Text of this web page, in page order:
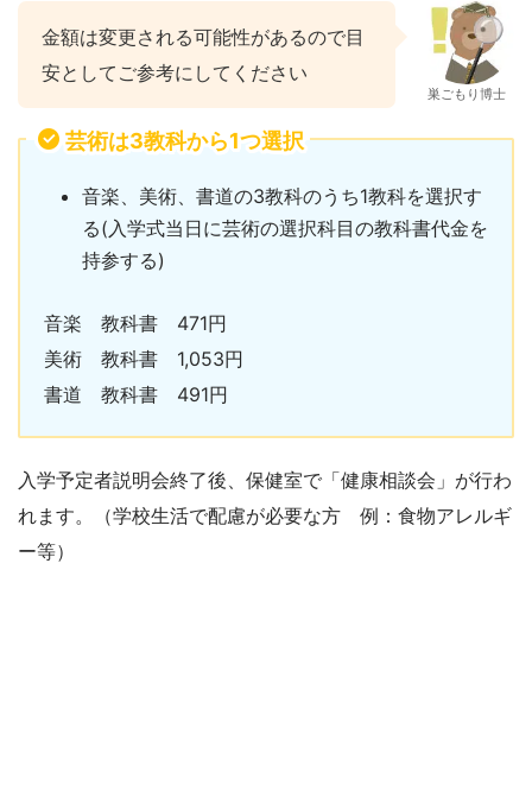
金額は変更される可能性があるので目
安としてご参考にしてください
巣ごもり博士
芸術は3教科から1つ選択
音楽、美術、書道の3教科のうち1教科を選択す
る(入学式当日に芸術の選択科目の教科書代金を
持参する)
音楽 教科書 471円
美術 教科書 1,053円
書道 教科書 491円
入学予定者説明会終了後、保健室で「健康相談会」が行わ
れます。（学校生活で配慮が必要な方 例：食物アレルギ
ー等）